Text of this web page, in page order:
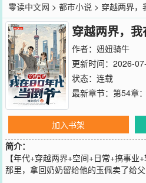
零读中文网 >都市小说 > 穿越两界，
穿越两界，
作者： 妞妞骑牛
更新时间：2026-
状态：连载
最新章节： 第54章
加入书架
简介：
【年代+穿越两界+空间+日常+搞事业
那里，拿回奶奶留给他的玉佩卖了给